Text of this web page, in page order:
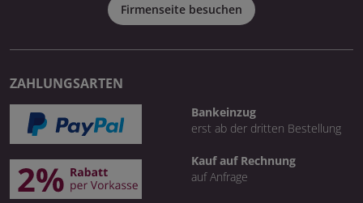
Firmenseite besuchen
ZAHLUNGSARTEN
Bankeinzug
erst ab der dritten Bestellung
Kauf auf Rechnung
auf Anfrage